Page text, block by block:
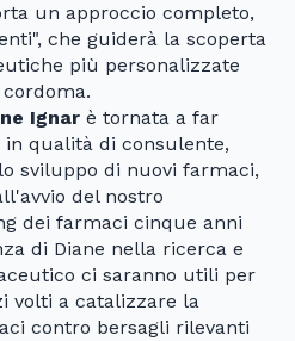
un approccio completo,
che guiderà la scoperta
più personalizzate
Ignar è tornata a far
in qualità di consulente,
sviluppo di nuovi farmaci,
del nostro
dei farmaci cinque anni
di Diane nella ricerca e
ci saranno utili per
volti a catalizzare la
contro bersagli rilevanti